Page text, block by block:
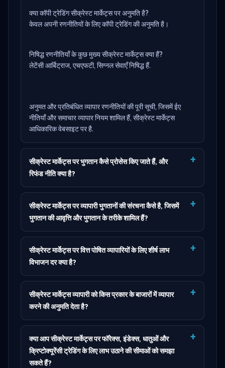
क्या कॉपी ट्रेडिंग सीक्रेस्ट मार्केट्स पर अनुमति है?
केवल अपनी रणनीतियों के लिए कॉपी ट्रेडिंग की अनुमति है।
निषिद्ध रणनीतियाँ के कुछ मुख्य सीक्रेस्ट मार्केट्स क्या हैं?
लेटेंसी आर्बिट्राज, एचएफटी, सिग्नल सेवाएँ निषिद्ध हैं.
अनुमत और प्रतिबंधित व्यापार रणनीतियों की पूरी सूची, जिसमें ईए
नीतियाँ और समाचार व्यापार नियम शामिल हैं, सीक्रेस्ट मार्केट्स
आधिकारिक वेबसाइट पर है.
सीक्रेस्ट मार्केट्स पर भुगतान कैसे प्रोसेस किए जाते हैं, और
रिफंड नीति क्या है?
सीक्रेस्ट मार्केट्स पर व्यापारी भुगतानों की संरचना कैसे है, जिसमें
भुगतान की आवृत्ति और भुगतान के तरीके शामिल हैं?
सीक्रेस्ट मार्केट्स पर वित्त पोषित व्यापारियों के लिए शीर्ष लाभ
विभाजन दर क्या है?
सीक्रेस्ट मार्केट्स व्यापारी को किस प्रकार के बाजारों में व्यापार
करने की अनुमति देता है?
क्या आप सीक्रेस्ट मार्केट्स पर फॉरेक्स, इंडेक्स, धातुओं और
क्रिप्टोक्यूरेंसी ट्रेडिंग के लिए लाभ उठाने की सीमाओं को समझा
सकते हैं?